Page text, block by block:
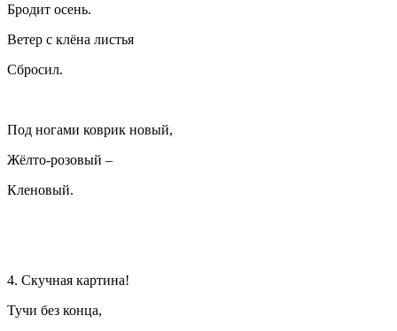
Бродит осень.
Ветер с клёна листья
Сбросил.
Под ногами коврик новый,
Жёлто-розовый –
Кленовый.
4. Скучная картина!
Тучи без конца,